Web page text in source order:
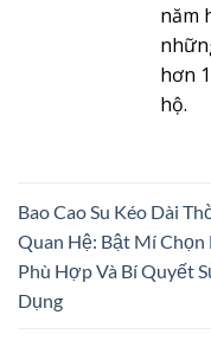
năm
hơn
hộ.
Bao Cao Su Kéo Dài
Quan Hệ: Bật Mí Chọn
Phù Hợp Và Bí Quyết
Dụng